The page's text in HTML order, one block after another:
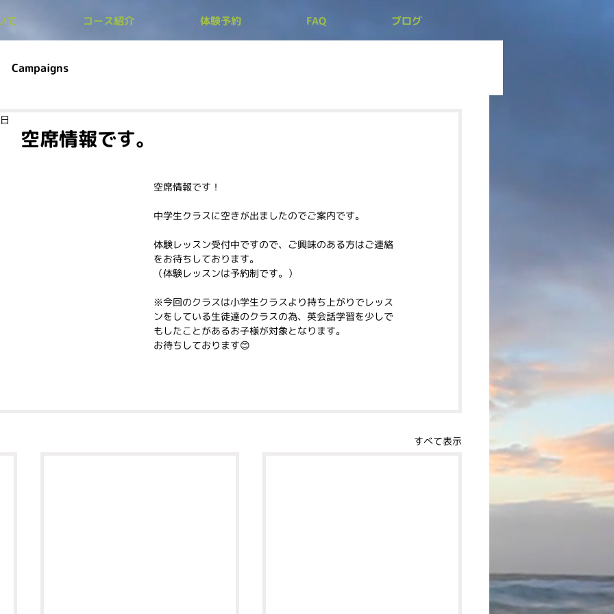
て コース紹介 体験予約 FAQ ブログ
Campaigns
空席情報です。
空席情報です！
中学生クラスに空きが出ましたのでご案内です。
体験レッスン受付中ですので、ご興味のある方はご連絡
をお待ちしております。
（体験レッスンは予約制です。）
※今回のクラスは小学生クラスより持ち上がりでレッス
ンをしている生徒達のクラスの為、英会話学習を少しで
もしたことがあるお子様が対象となります。
お待ちしております😊
すべて表示